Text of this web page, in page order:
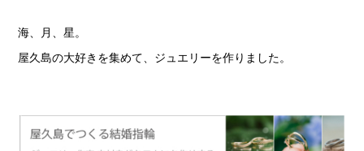
海、月、星。
屋久島の大好きを集めて、ジュエリーを作りました。